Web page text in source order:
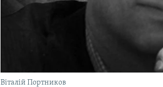
Віталій Портников